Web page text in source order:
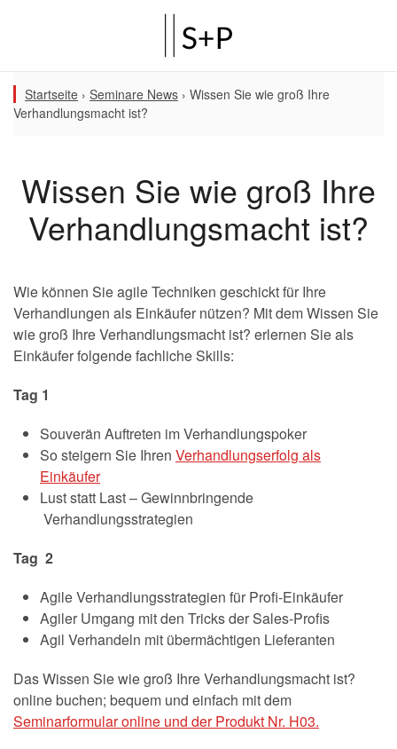
Startseite › Seminare News › Wissen Sie wie groß Ihre
Verhandlungsmacht ist?
Wissen Sie wie groß Ihre
Verhandlungsmacht ist?
Wie können Sie agile Techniken geschickt für Ihre
Verhandlungen als Einkäufer nützen? Mit dem Wissen Sie
wie groß Ihre Verhandlungsmacht ist? erlernen Sie als
Einkäufer folgende fachliche Skills:
Tag 1
Souverän Auftreten im Verhandlungspoker
So steigern Sie Ihren Verhandlungserfolg als
Einkäufer
Lust statt Last – Gewinnbringende
Verhandlungsstrategien
Tag 2
Agile Verhandlungsstrategien für Profi-Einkäufer
Agiler Umgang mit den Tricks der Sales-Profis
Agil Verhandeln mit übermächtigen Lieferanten
Das Wissen Sie wie groß Ihre Verhandlungsmacht ist?
online buchen; bequem und einfach mit dem
Seminarformular online und der Produkt Nr. H03.